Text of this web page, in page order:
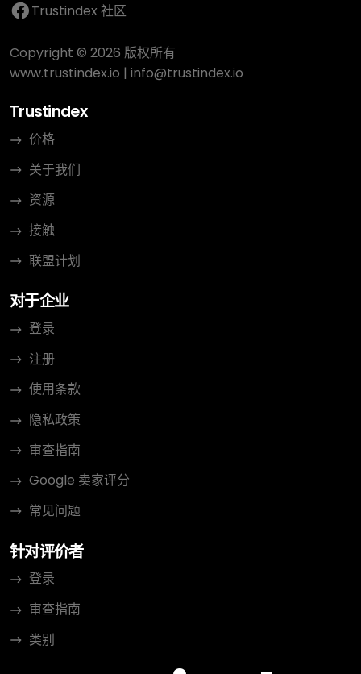
Trustindex 社区
Copyright © 2026 版权所有
www.trustindex.io | info@trustindex.io
Trustindex
价格
关于我们
资源
接触
联盟计划
对于企业
登录
注册
使用条款
隐私政策
审查指南
Google 卖家评分
常见问题
针对评价者
登录
审查指南
类别